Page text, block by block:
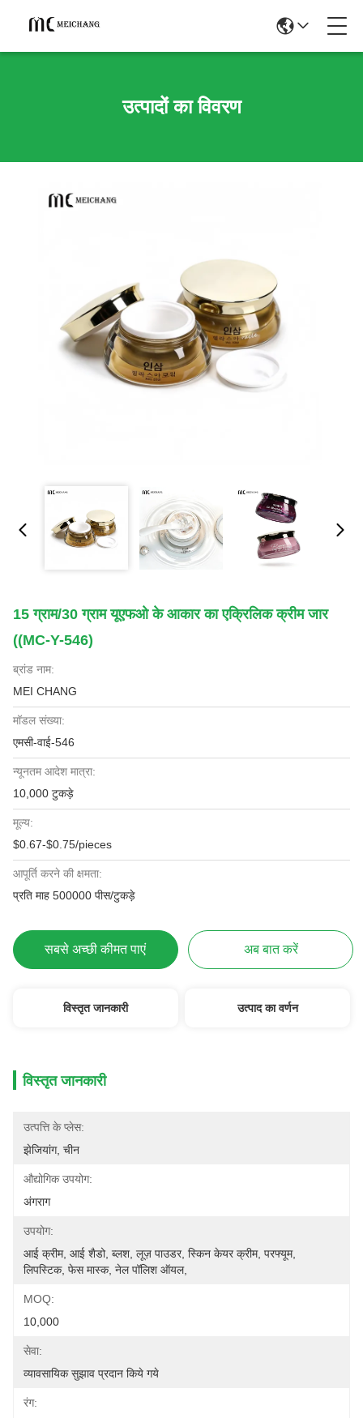
उत्पादों का विवरण
15 ग्राम/30 ग्राम यूएफओ के आकार का एक्रिलिक क्रीम जार
((MC-Y-546)
ब्रांड नाम:
MEI CHANG
मॉडल संख्या:
एमसी-वाई-546
न्यूनतम आदेश मात्रा:
10,000 टुकड़े
मूल्य:
$0.67-$0.75/pieces
आपूर्ति करने की क्षमता:
प्रति माह 500000 पीस/टुकड़े
सबसे अच्छी कीमत पाएं अब बात करें
विस्तृत जानकारी उत्पाद का वर्णन
विस्तृत जानकारी
उत्पत्ति के प्लेस:
झेजियांग, चीन
औद्योगिक उपयोग:
अंगराग
उपयोग:
आई क्रीम, आई शैडो, ब्लश, लूज़ पाउडर, स्किन केयर क्रीम, परफ्यूम,
लिपस्टिक, फेस मास्क, नेल पॉलिश ऑयल,
MOQ:
10,000
सेवा:
व्यावसायिक सुझाव प्रदान किये गये
रंग: